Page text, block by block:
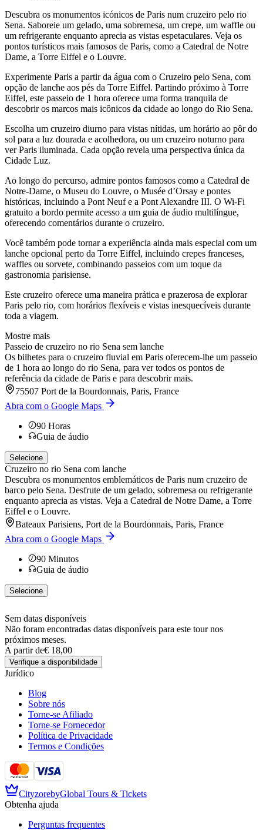
Descubra os monumentos icónicos de Paris num cruzeiro pelo rio
Sena. Saboreie um gelado, uma sobremesa, um crepe, um waffle ou
um refrigerante enquanto aprecia as vistas espetaculares. Veja os
pontos turísticos mais famosos de Paris, como a Catedral de Notre
Dame, a Torre Eiffel e o Louvre.
Experimente Paris a partir da água com o Cruzeiro pelo Sena, com
opção de lanche aos pés da Torre Eiffel. Partindo próximo à Torre
Eiffel, este passeio de 1 hora oferece uma forma tranquila de
descobrir os marcos mais icônicos da cidade ao longo do Rio Sena.
Escolha um cruzeiro diurno para vistas nítidas, um horário ao pôr do
sol para a luz dourada e acolhedora, ou um cruzeiro noturno para
ver Paris iluminada. Cada opção revela uma perspectiva única da
Cidade Luz.
Ao longo do percurso, admire pontos famosos como a Catedral de
Notre-Dame, o Museu do Louvre, o Musée d’Orsay e pontes
históricas, incluindo a Pont Neuf e a Pont Alexandre III. O Wi-Fi
gratuito a bordo permite acesso a um guia de áudio multilíngue,
oferecendo comentários durante o cruzeiro.
Você também pode tornar a experiência ainda mais especial com um
lanche opcional perto da Torre Eiffel, incluindo crepes franceses,
waffles ou sorvete, combinando passeios com um toque da
gastronomia parisiense.
Este cruzeiro oferece uma maneira prática e prazerosa de explorar
Paris pelo rio, com horários flexíveis e vistas inesquecíveis durante
toda a viagem.
Mostre mais
Passeio de cruzeiro no rio Sena sem lanche
Os bilhetes para o cruzeiro fluvial em Paris oferecem-lhe um passeio
de 1 hora ao longo do rio Sena, para ver todos os pontos de
referência da cidade de Paris e para descobrir mais.
75507 Port de la Bourdonnais, Paris, France
Abra com o Google Maps
90 Horas
Guia de áudio
Selecione
Cruzeiro no rio Sena com lanche
Descubra os monumentos emblemáticos de Paris num cruzeiro de
barco pelo Sena. Desfrute de um gelado, sobremesa ou refrigerante
enquanto aprecia as vistas. Veja a Catedral de Notre Dame, a Torre
Eiffel e o Louvre.
Bateaux Parisiens, Port de la Bourdonnais, Paris, France
Abra com o Google Maps
90 Minutos
Guia de áudio
Selecione
Sem datas disponíveis
Não foram encontradas datas disponíveis para este tour nos
próximos meses.
A partir de€ 18,00
Verifique a disponibilidade
Jurídico
Blog
Sobre nós
Torne-se Afiliado
Torne-se Fornecedor
Política de Privacidade
Termos e Condições
CityzorebyGlobal Tours & Tickets
Obtenha ajuda
Perguntas frequentes